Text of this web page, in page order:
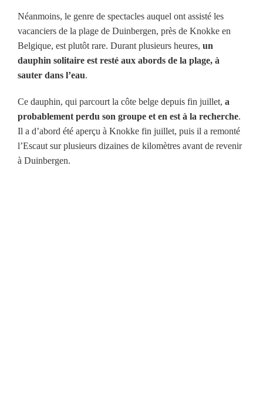
Néanmoins, le genre de spectacles auquel ont assisté les
vacanciers de la plage de Duinbergen, près de Knokke en
Belgique, est plutôt rare. Durant plusieurs heures, un
dauphin solitaire est resté aux abords de la plage, à
sauter dans l’eau.
Ce dauphin, qui parcourt la côte belge depuis fin juillet, a
probablement perdu son groupe et en est à la recherche.
Il a d’abord été aperçu à Knokke fin juillet, puis il a remonté
l’Escaut sur plusieurs dizaines de kilomètres avant de revenir
à Duinbergen.